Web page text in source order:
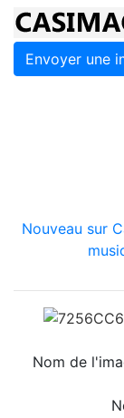
Envoyer une
Nouveau sur
Nom de